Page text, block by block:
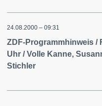
24.08.2000 – 09:31
ZDF-Programmhinweis /
Uhr / Volle Kanne,
Stichler